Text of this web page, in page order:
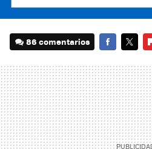
86 comentarios